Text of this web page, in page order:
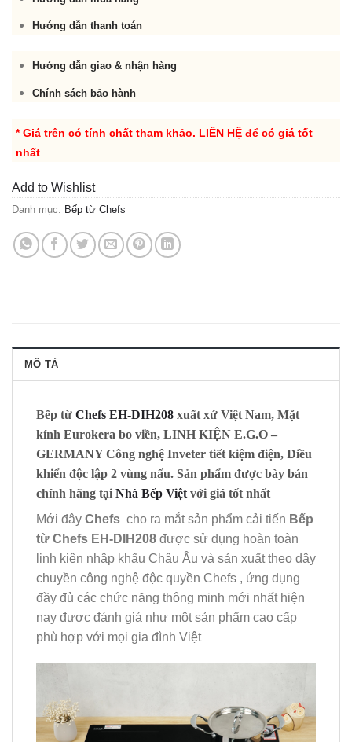
Hướng dẫn thanh toán
Hướng dẫn giao & nhận hàng
Chính sách bảo hành
* Giá trên có tính chất tham khảo. LIÊN HỆ để có giá tốt
nhất
Add to Wishlist
Danh mục: Bếp từ Chefs
MÔ TẢ
Bếp từ Chefs EH-DIH208 xuất xứ Việt Nam, Mặt
kính Eurokera bo viền, LINH KIỆN E.G.O –
GERMANY Công nghệ Inveter tiết kiệm điện, Điều
khiển độc lập 2 vùng nấu. Sản phẩm được bày bán
chính hãng tại Nhà Bếp Việt với giá tốt nhất
Mới đây Chefs cho ra mắt sản phẩm cải tiến Bếp
từ Chefs EH-DIH208 được sử dụng hoàn toàn
linh kiện nhập khẩu Châu Âu và sản xuất theo dây
chuyền công nghệ độc quyền Chefs , ứng dụng
đầy đủ các chức năng thông minh mới nhất hiện
nay được đánh giá như một sản phẩm cao cấp
phù hợp với mọi gia đình Việt